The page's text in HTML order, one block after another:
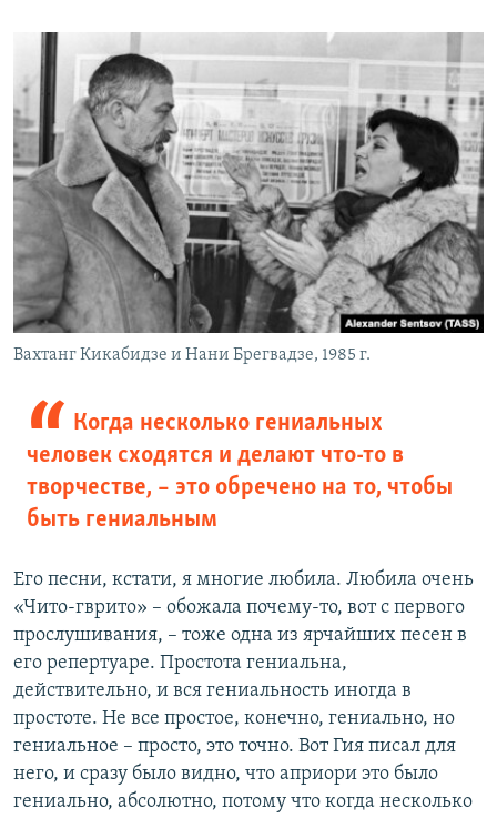
Вахтанг Кикабидзе и Нани Брегвадзе, 1985 г.
Когда несколько гениальных
человек сходятся и делают что-то в
творчестве, – это обречено на то, чтобы
быть гениальным
Его песни, кстати, я многие любила. Любила очень
«Чито-гврито» – обожала почему-то, вот с первого
прослушивания, – тоже одна из ярчайших песен в
его репертуаре. Простота гениальна,
действительно, и вся гениальность иногда в
простоте. Не все простое, конечно, гениально, но
гениальное – просто, это точно. Вот Гия писал для
него, и сразу было видно, что априори это было
гениально, абсолютно, потому что когда несколько